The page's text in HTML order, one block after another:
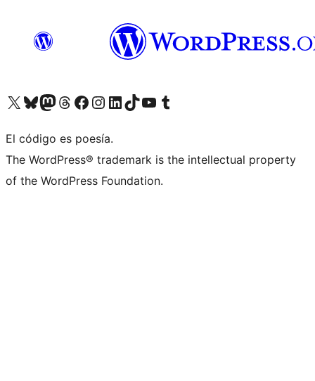
Visit our X (formerly Twitter) account
Visit our Bluesky account
Visit our Mastodon account
Visit our Threads account
Visita nuestra página de Facebook
Visita nuestra cuenta de Instagram
Visita nuestra cuenta de LinkedIn
Visit our TikTok account
Visita nuestro canal de YouTube
Visit our Tumblr account
El código es poesía.
The WordPress® trademark is the intellectual property
of the WordPress Foundation.